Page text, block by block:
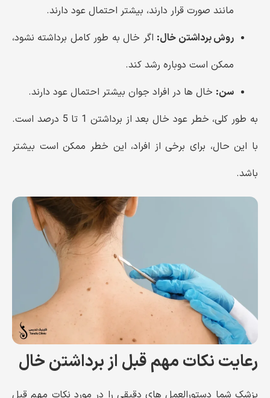
مانند صورت قرار دارند، بیشتر احتمال عود دارند.
روش برداشتن خال: اگر خال به طور کامل برداشته نشود،
ممکن است دوباره رشد کند.
سن: خال ها در افراد جوان بیشتر احتمال عود دارند.
به طور کلی، خطر عود خال بعد از برداشتن 1 تا 5 درصد است.
با این حال، برای برخی از افراد، این خطر ممکن است بیشتر
باشد.
رعایت نکات مهم قبل از برداشتن خال
پزشک شما دستورالعمل های دقیقی را در مورد نکات مهم قبل